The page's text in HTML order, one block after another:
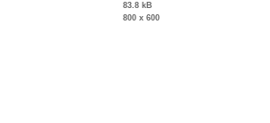
83.8 kB
800 x 600